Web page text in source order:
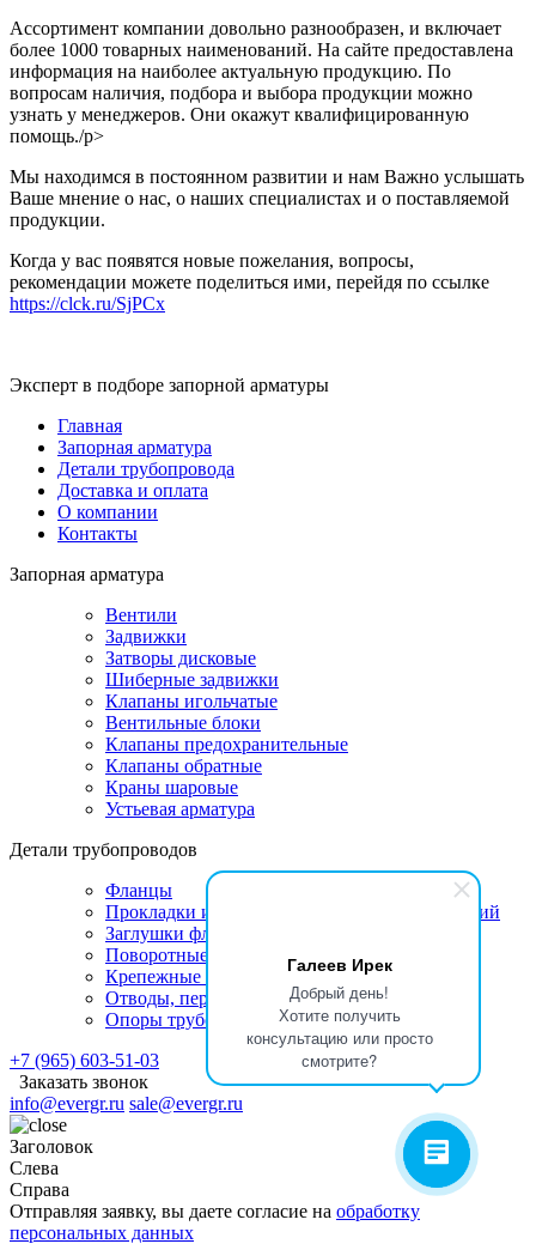
Галеев Ирек
Добрый день!
Хотите получить
консультацию или просто
смотрите?
Ассортимент компании довольно разнообразен, и включает
более 1000 товарных наименований. На сайте предоставлена
информация на наиболее актуальную продукцию. По
вопросам наличия, подбора и выбора продукции можно
узнать у менеджеров. Они окажут квалифицированную
помощь./p>
Мы находимся в постоянном развитии и нам Важно услышать
Ваше мнение о нас, о наших специалистах и о поставляемой
продукции.
Когда у вас появятся новые пожелания, вопросы,
рекомендации можете поделиться ими, перейдя по ссылке
https://clck.ru/SjPCx
Эксперт в подборе запорной арматуры
Главная
Запорная арматура
Детали трубопровода
Доставка и оплата
О компании
Контакты
Запорная арматура
Вентили
Задвижки
Затворы дисковые
Шиберные задвижки
Клапаны игольчатые
Вентильные блоки
Клапаны предохранительные
Клапаны обратные
Краны шаровые
Устьевая арматура
Детали трубопроводов
Фланцы
Прокладки и линзы для фланцевых соединений
Заглушки фланцевые
Поворотные заглушки
Крепежные изделия
Отводы, переходы, тройники
Опоры трубопроводов
+7 (965) 603-51-03
Заказать звонок
info@evergr.ru sale@evergr.ru
Заголовок
Слева
Справа
Отправляя заявку, вы даете согласие на обработку
персональных данных